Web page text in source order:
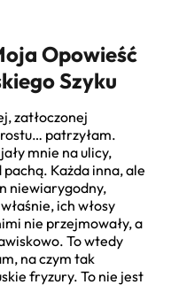
Opowieść
Szyku
zatłoczonej
patrzyłam.
mnie na ulicy,
Każda inna, ale
niewiarygodny,
ich włosy
nie przejmowały, a
To wtedy
na czym tak
fryzury. To nie jest